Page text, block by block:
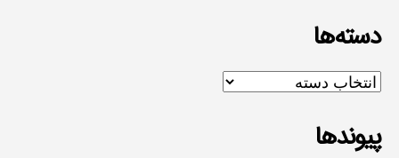
دسته‌ها
دسته‌ها
پیوندها